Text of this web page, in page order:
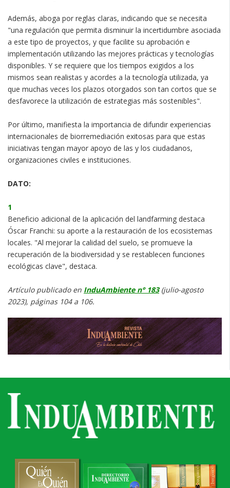
Además, aboga por reglas claras, indicando que se necesita
"una regulación que permita disminuir la incertidumbre asociada
a este tipo de proyectos, y que facilite su aprobación e
implementación utilizando las mejores prácticas y tecnologías
disponibles. Y se requiere que los tiempos exigidos a los
mismos sean realistas y acordes a la tecnología utilizada, ya
que muchas veces los plazos otorgados son tan cortos que se
desfavorece la utilización de estrategias más sostenibles".
Por último, manifiesta la importancia de difundir experiencias
internacionales de biorremediación exitosas para que estas
iniciativas tengan mayor apoyo de las y los ciudadanos,
organizaciones civiles e instituciones.
DATO:
1
Beneficio adicional de la aplicación del landfarming destaca
Óscar Franchi: su aporte a la restauración de los ecosistemas
locales. "Al mejorar la calidad del suelo, se promueve la
recuperación de la biodiversidad y se restablecen funciones
ecológicas clave", destaca.
Artículo publicado en InduAmbiente n° 183(julio-agosto
2023), páginas 104 a 106.